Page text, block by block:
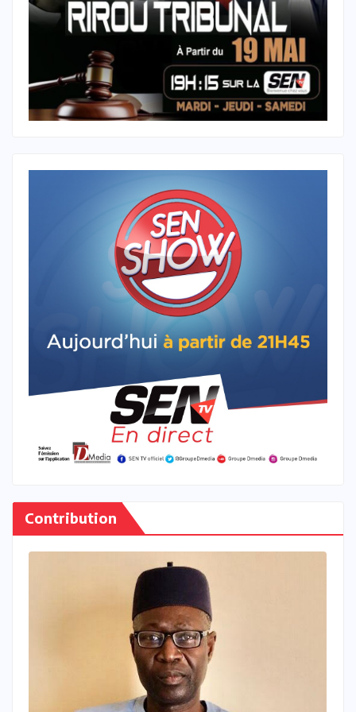
Contribution